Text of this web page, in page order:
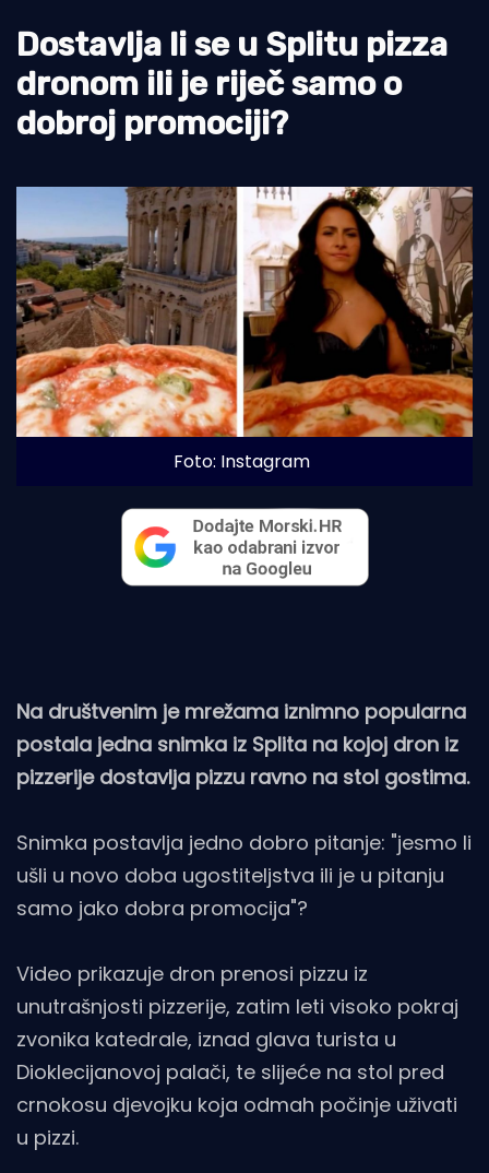
Pomorstvo
Ribolov
Ekologija
Dostavlja li se u Splitu pizza
dronom ili je riječ samo o
dobroj promociji?
Foto: Instagram
Na društvenim je mrežama iznimno popularna
postala jedna snimka iz Splita na kojoj dron iz
pizzerije dostavlja pizzu ravno na stol gostima.
Snimka postavlja jedno dobro pitanje: "jesmo li
ušli u novo doba ugostiteljstva ili je u pitanju
samo jako dobra promocija"?
Video prikazuje dron prenosi pizzu iz
unutrašnjosti pizzerije, zatim leti visoko pokraj
zvonika katedrale, iznad glava turista u
Dioklecijanovoj palači, te slijeće na stol pred
crnokosu djevojku koja odmah počinje uživati
u pizzi.